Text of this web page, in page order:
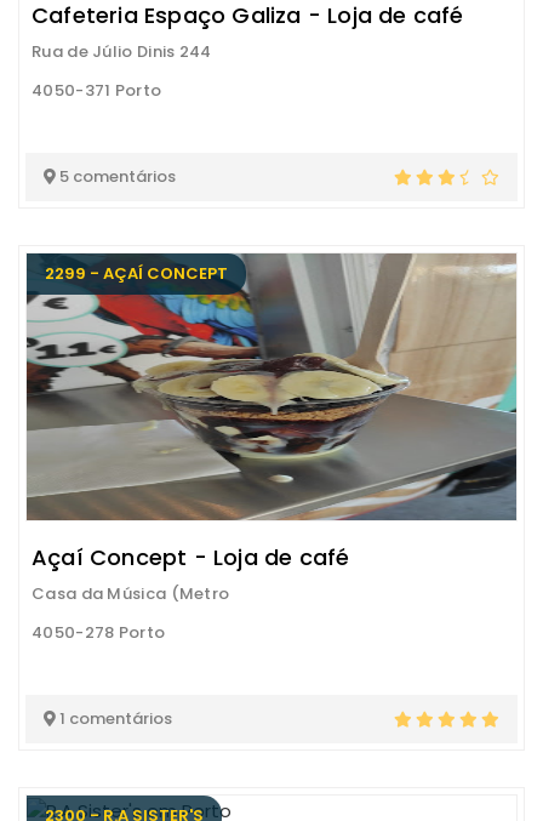
Cafeteria Espaço Galiza - Loja de café
Rua de Júlio Dinis 244
4050-371 Porto
5 comentários
2299 - AÇAÍ CONCEPT
Açaí Concept - Loja de café
Casa da Música (Metro
4050-278 Porto
1 comentários
2300 - R.A SISTER'S